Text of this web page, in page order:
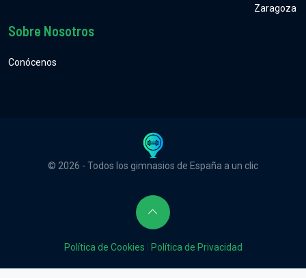
Zaragoza
Sobre Nosotros
Conócenos
© 2026 - Todos los gimnasios de España a un clic
Política de Cookies Política de Privacidad